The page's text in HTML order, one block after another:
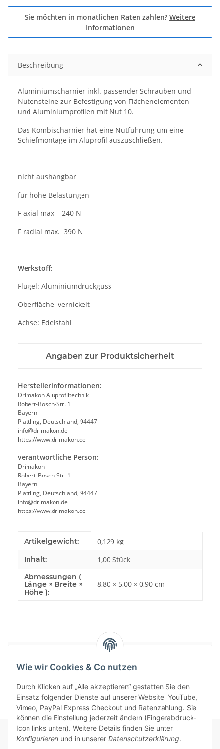
Wie wir Cookies & Co nutzen
Durch Klicken auf „Alle akzeptieren“ gestatten Sie den
Einsatz folgender Dienste auf unserer Website: YouTube,
Vimeo, PayPal Express Checkout und Ratenzahlung. Sie
können die Einstellung jederzeit ändern (Fingerabdruck-
Icon links unten). Weitere Details finden Sie unter
Konfigurieren und in unserer Datenschutzerklärung.
Sie möchten in monatlichen Raten zahlen? Weitere
Informationen
Beschreibung
Aluminiumscharnier inkl. passender Schrauben und
Nutensteine zur Befestigung von Flächenelementen
und Aluminiumprofilen mit Nut 10.
Das Kombischarnier hat eine Nutführung um eine
Schiefmontage im Aluprofil auszuschließen.
nicht aushängbar
für hohe Belastungen
F axial max. 240 N
F radial max. 390 N
Werkstoff:
Flügel: Aluminiumdruckguss
Oberfläche: vernickelt
Achse: Edelstahl
Angaben zur Produktsicherheit
Herstellerinformationen:
Drimakon Aluprofiltechnik
Robert-Bosch-Str. 1
Bayern
Plattling, Deutschland, 94447
info@drimakon.de
https://www.drimakon.de
verantwortliche Person:
Drimakon
Robert-Bosch-Str. 1
Bayern
Plattling, Deutschland, 94447
info@drimakon.de
https://www.drimakon.de
Produkteigenschaft
Wert
Artikelgewicht: 0,129 kg
Inhalt: 1,00 Stück
Abmessungen (
Länge × Breite ×
Höhe ):
8,80 × 5,00 × 0,90 cm